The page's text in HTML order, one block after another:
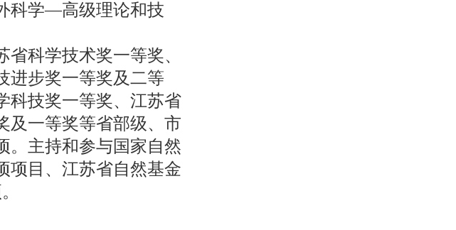
科学—高级理论和技
科学技术奖一等奖、
进步奖一等奖及二等
科技奖一等奖、江苏省
及一等奖等省部级、市
。主持和参与国家自然
项目、江苏省自然基金